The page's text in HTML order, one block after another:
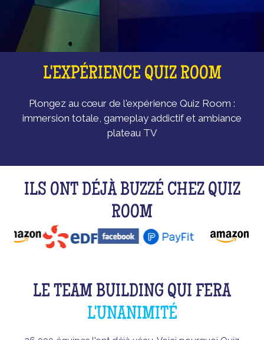
L'EXPÉRIENCE QUIZ ROOM
Plongez au cœur de l'expérience Quiz Room :
immersion totale, gameplay addictif et ambiance
plateau TV
ILS ONT DÉJÀ BUZZÉ CHEZ QUIZ
ROOM
LE TEAM BUILDING QUI FERA
L'UNANIMITÉ